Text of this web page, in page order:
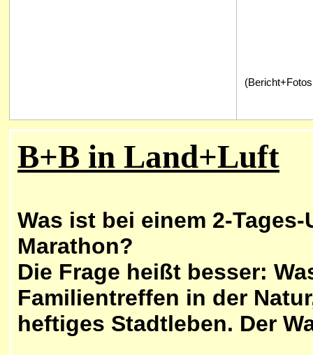
B+B in Land+Luft
Was ist bei einem 2-
Marathon?
Die Frage heißt besser:
Familientreffen in der
heftiges Stadtleben. Der